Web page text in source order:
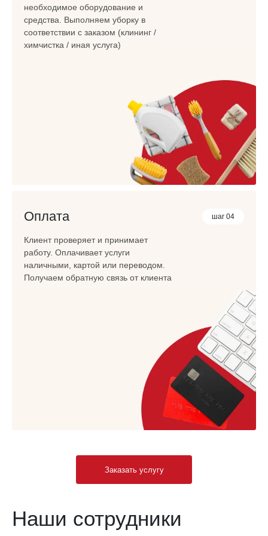
необходимое оборудование и
средства. Выполняем уборку в
соответствии с заказом (клининг /
химчистка / иная услуга)
шаг 04
Оплата
Клиент проверяет и принимает
работу. Оплачивает услуги
наличными, картой или переводом.
Получаем обратную связь от клиента
Заказать услугу
Наши сотрудники